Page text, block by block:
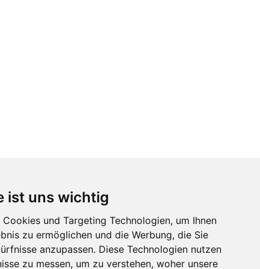
ist uns wichtig
und Targeting Technologien, um Ihnen
zu ermöglichen und die Werbung, die Sie
anzupassen. Diese Technologien nutzen
zu messen, um zu verstehen, woher unsere